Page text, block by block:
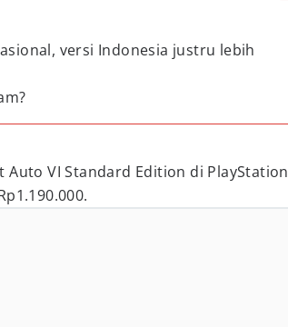
versi Indonesia justru lebih
VI Standard Edition di PlayStation